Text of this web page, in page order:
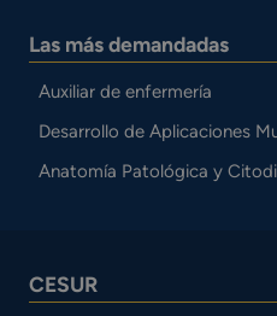
Las más demandadas
Auxiliar de enfermería
Desarrollo de Aplicaciones
Anatomía Patológica y
CESUR